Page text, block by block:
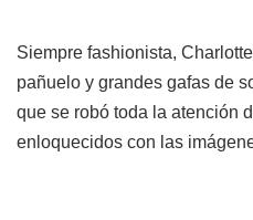
Siempre fashionista,
pañuelo y grandes gafas de
que se robó toda la atención
enloquecidos con las